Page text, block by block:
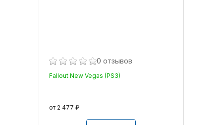
0 отзывов
Fallout New Vegas (PS3)
от 2 477 ₽